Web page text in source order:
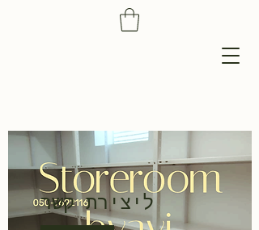
ליצירת קשר